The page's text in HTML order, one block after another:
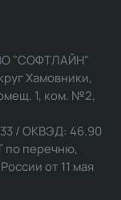
"СОФТЛАЙН"
Хамовники,
1, ком. №2,
/ ОКВЭД: 46.90
по перечню,
от 11 мая